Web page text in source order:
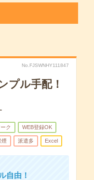
No.FJSWNHY111847
プル手配！
ク WEB登録OK
煙 派遣多 Excel
自由！